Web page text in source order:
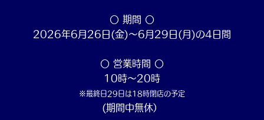
〇 期間 〇
2026年6月26日(金)～6月29日(月)の4日間
〇 営業時間 〇
10時～20時
※最終日29日は18時閉店の予定
(期間中無休）